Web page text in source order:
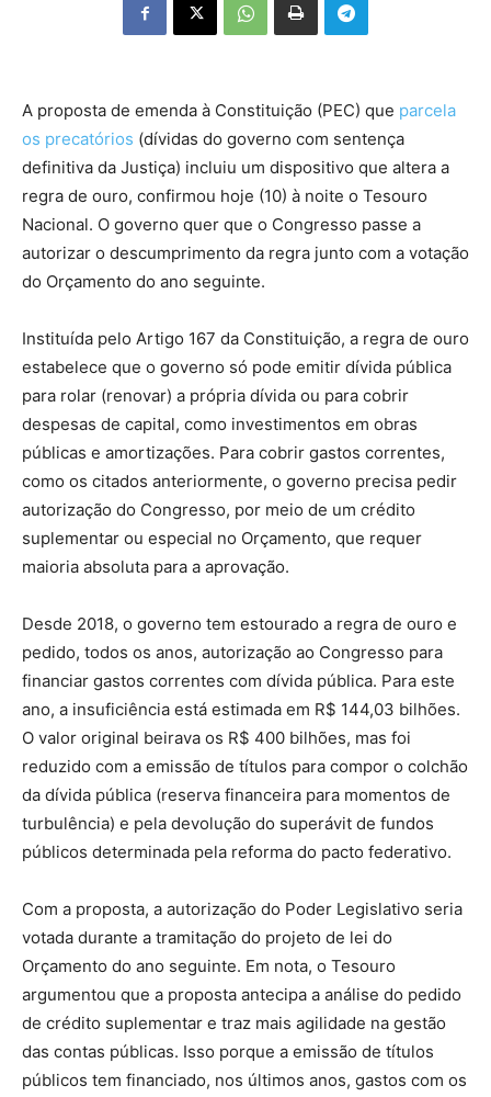
A proposta de emenda à Constituição (PEC) que parcela
os precatórios (dívidas do governo com sentença
definitiva da Justiça) incluiu um dispositivo que altera a
regra de ouro, confirmou hoje (10) à noite o Tesouro
Nacional. O governo quer que o Congresso passe a
autorizar o descumprimento da regra junto com a votação
do Orçamento do ano seguinte.
Instituída pelo Artigo 167 da Constituição, a regra de ouro
estabelece que o governo só pode emitir dívida pública
para rolar (renovar) a própria dívida ou para cobrir
despesas de capital, como investimentos em obras
públicas e amortizações. Para cobrir gastos correntes,
como os citados anteriormente, o governo precisa pedir
autorização do Congresso, por meio de um crédito
suplementar ou especial no Orçamento, que requer
maioria absoluta para a aprovação.
Desde 2018, o governo tem estourado a regra de ouro e
pedido, todos os anos, autorização ao Congresso para
financiar gastos correntes com dívida pública. Para este
ano, a insuficiência está estimada em R$ 144,03 bilhões.
O valor original beirava os R$ 400 bilhões, mas foi
reduzido com a emissão de títulos para compor o colchão
da dívida pública (reserva financeira para momentos de
turbulência) e pela devolução do superávit de fundos
públicos determinada pela reforma do pacto federativo.
Com a proposta, a autorização do Poder Legislativo seria
votada durante a tramitação do projeto de lei do
Orçamento do ano seguinte. Em nota, o Tesouro
argumentou que a proposta antecipa a análise do pedido
de crédito suplementar e traz mais agilidade na gestão
das contas públicas. Isso porque a emissão de títulos
públicos tem financiado, nos últimos anos, gastos com os